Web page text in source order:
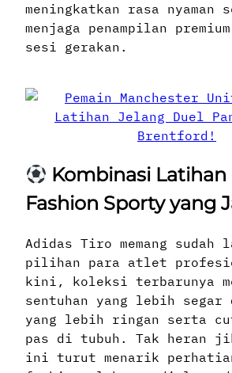
meningkatkan rasa nyaman
menjaga penampilan
sesi gerakan.
Kombinasi Latihan
Fashion Sporty yang
Adidas Tiro memang sudah
pilihan para atlet
kini, koleksi terbarunya
sentuhan yang lebih segar
yang lebih ringan serta
pas di tubuh. Tak heran
ini turut menarik